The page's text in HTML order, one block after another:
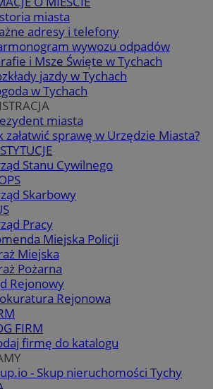
miasta
adresy i telefony
wywozu odpadów
i Msze Święte w Tychach
jazdy w Tychach
w Tychach
miasta
załatwić sprawę w Urzędzie Miasta?
Stanu Cywilnego
Skarbowy
Pracy
Miejska Policji
Miejska
Pożarna
Rejonowy
Rejonowa
FIRM
firmę do katalogu
- Skup nieruchomości Tychy